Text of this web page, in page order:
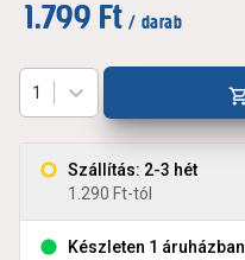
1.799 Ft / darab
Szállítás: 2-3 hét
1.290 Ft-tól
Készleten 1 áruházban
1